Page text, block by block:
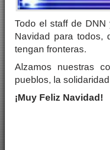
Todo el staff de
Navidad para todos,
tengan fronteras.
Alzamos nuestras
pueblos, la
¡Muy Feliz Navidad!